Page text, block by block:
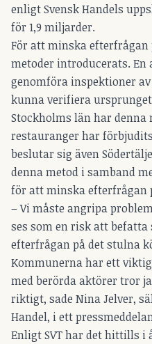
enligt Svensk Handels
för 1,9 miljarder.
För att minska
metoder introducerats. En
genomföra inspektioner
kunna verifiera
Stockholms län har
restauranger har
beslutar sig även
denna metod i samband
för att minska efterfrågan
– Vi måste angripa
ses som en risk att
efterfrågan på det stulna
Kommunerna har ett
med berörda aktörer tror
riktigt, sade Nina Jelver,
Handel, i ett
Enligt SVT har det hittills i